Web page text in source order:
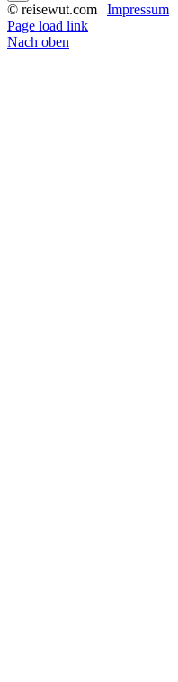
© reisewut.com | Impressum |
Page load link
Nach oben